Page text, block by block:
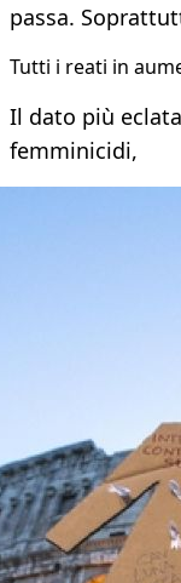
passa.
Tutti i reati in
Il dato più
femminicidi,